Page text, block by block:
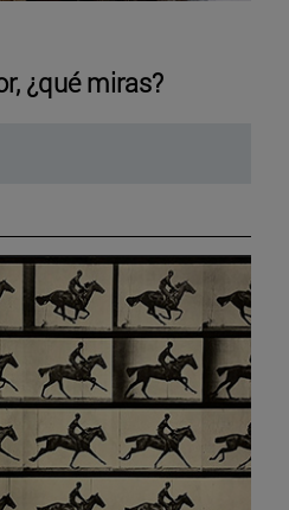
¿qué miras?